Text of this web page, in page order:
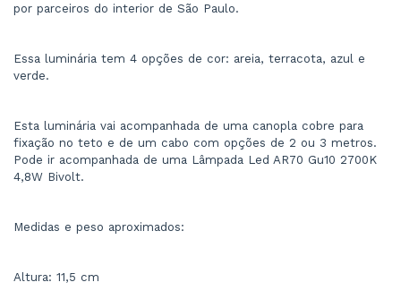
por parceiros do interior de São Paulo.
Essa luminária tem 4 opções de cor: areia, terracota, azul e
verde.
Esta luminária vai acompanhada de uma canopla cobre para
fixação no teto e de um cabo com opções de 2 ou 3 metros.
Pode ir acompanhada de uma Lâmpada Led AR70 Gu10 2700K
4,8W Bivolt.
Medidas e peso aproximados:
Altura: 11,5 cm